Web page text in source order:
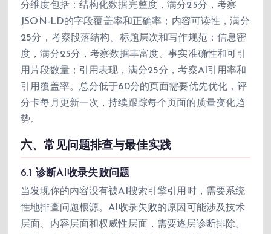
分维度包括：结构化数据完整度，满分25分，考察
JSON-LD的字段覆盖率和正确率；内容可读性，满分
25分，考察段落结构、标题层次和写作规范；信息密
度，满分25分，考察数据丰富度、事实准确性和可引
用片段数量；引用表现，满分25分，考察AI引用率和
引用覆盖率。总分低于60分的页面需要优先优化，评
分卡每月更新一次，持续跟踪每个页面的质量变化趋
势。
六、常见问题排查与最佳实践
6.1 诊断AI收录失败问题
当发现你的内容没有被AI搜索引擎引用时，需要系统
性地排查问题根源。AI收录失败的原因可能涉及技术
层面、内容层面和权威性层面，需要逐层诊断排除。